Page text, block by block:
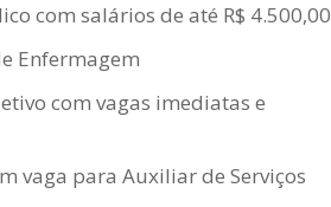
com salários de até R$ 4.500,00
Enfermagem
com vagas imediatas e
vaga para Auxiliar de Serviços